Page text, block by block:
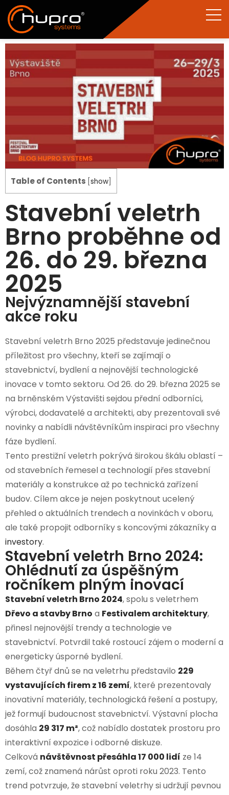
Table of Contents show
Stavební veletrh
Brno proběhne od
26. do 29. března
2025
Nejvýznamnější stavební
akce roku
Stavební veletrh Brno 2025 představuje jedinečnou
příležitost pro všechny, kteří se zajímají o
stavebnictví, bydlení a nejnovější technologické
inovace v tomto sektoru. Od 26. do 29. března 2025 se
na brněnském Výstavišti sejdou přední odborníci,
výrobci, dodavatelé a architekti, aby prezentovali své
novinky a nabídli návštěvníkům inspiraci pro všechny
fáze bydlení.
Tento prestižní veletrh pokrývá širokou škálu oblastí –
od stavebních řemesel a technologií přes stavební
materiály a konstrukce až po technická zařízení
budov. Cílem akce je nejen poskytnout ucelený
přehled o aktuálních trendech a novinkách v oboru,
ale také propojit odborníky s koncovými zákazníky a
investory.
Stavební veletrh Brno 2024:
Ohlédnutí za úspěšným
ročníkem plným inovací
Stavební veletrh Brno 2024, spolu s veletrhem
Dřevo a stavby Brno a Festivalem architektury,
přinesl nejnovější trendy a technologie ve
stavebnictví. Potvrdil také rostoucí zájem o moderní a
energeticky úsporné bydlení.
Během čtyř dnů se na veletrhu představilo 229
vystavujících firem z 16 zemí, které prezentovaly
inovativní materiály, technologická řešení a postupy,
jež formují budoucnost stavebnictví. Výstavní plocha
dosáhla 29 317 m², což nabídlo dostatek prostoru pro
interaktivní expozice i odborné diskuze.
Celková návštěvnost přesáhla 17 000 lidí ze 14
zemí, což znamená nárůst oproti roku 2023. Tento
trend potvrzuje, že stavební veletrhy si udržují pevnou